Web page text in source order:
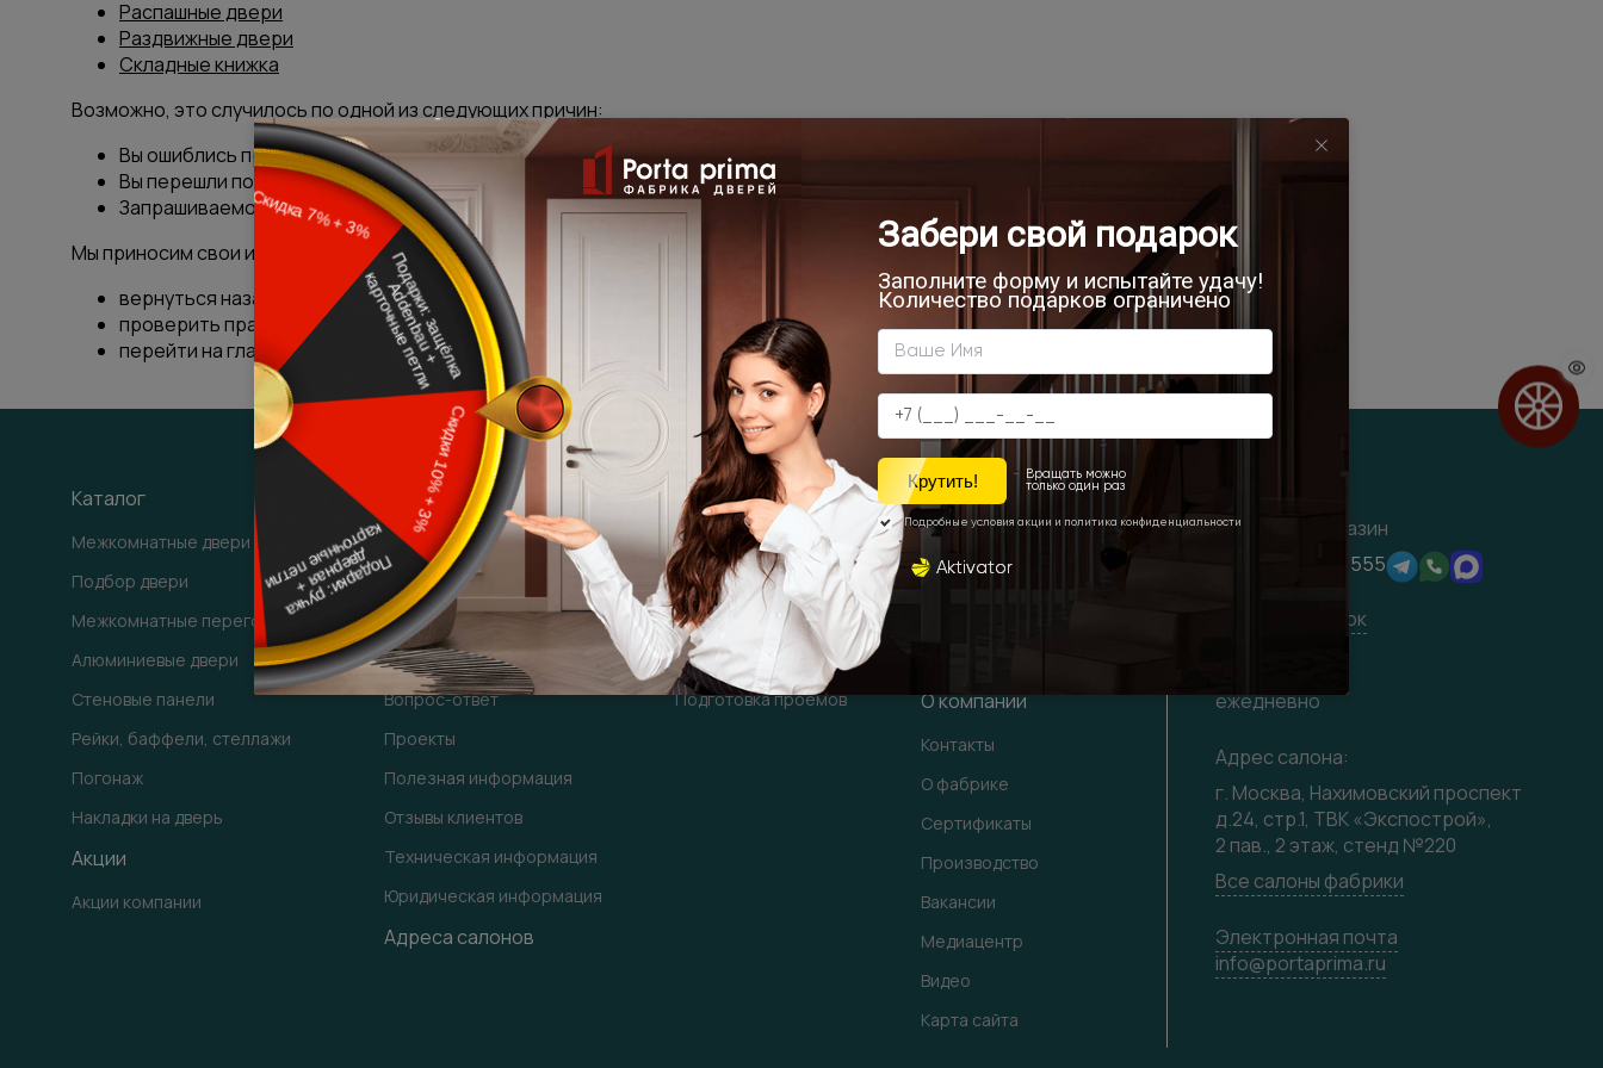
Распашные двери
Раздвижные двери
Складные книжка
Возможно, это случилось по одной из следующих причин:
Вы ошиблись при наборе адреса страницы portaprima.ru/mezhkomnatnye-dveri/siena-do-dub-konyak-knizhka/
Вы перешли по «битой» (неработающей, неправильной) ссылке
Запрашиваемой страницы никогда не было на сайте или она была удалена / перемещена
Мы приносим свои извинения за доставленные неудобства и предлагаем следующие пути:
вернуться назад при помощи кнопки браузера back
проверить правильность написания адреса страницы portaprima.ru/mezhkomnatnye-dveri/siena-do-dub-konyak-knizhka/
перейти наглавную страницу сайта или воспользоваться навигационным меню
Каталог
Межкомнатные двери
Подбор двери
Межкомнатные перегородки
Алюминиевые двери
Стеновые панели
Рейки, баффели, стеллажи
Погонаж
Накладки на дверь
Акции
Акции компании
Покупателям
Доставка
Оплата
Обмен и возврат
Гарантия
Вопрос-ответ
Проекты
Полезная информация
Отзывы клиентов
Техническая информация
Юридическая информация
Адреса салонов
Сервис
Вызов замерщика
Доставка
Монтаж
Ремонт дверей
Подготовка проемов
Партнерам
Дизайнерам / архитекторам
Франшизам / дилерам
О компании
Контакты
О фабрике
Сертификаты
Производство
Вакансии
Медиацентр
Видео
Карта сайта
Интернет-магазин
+7 (495) 16-17-555
Заказать звонок
ежедневно
Адрес салона:
г. Москва, Нахимовский проспект
д.24, стр.1, ТВК «Экспострой»,
2 пав., 2 этаж, стенд №220
Все салоны фабрики
Электронная почта
info@portaprima.ru